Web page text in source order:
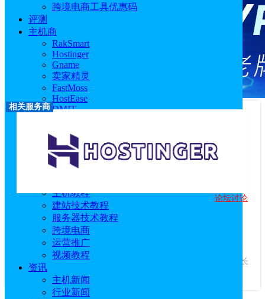
跨境电商工具优惠码
评测
主机商
RakSmart
Hostinger
Gname
卖家精灵
FastMoss
HostEase
DMIT
西柚找词
优麦云
恒创科技
主机教程
建站技术教程
服务器技术教程
跨境电商
运营推广
视频教程
资讯
主机新闻
行业新闻
相关服务商
Hostinger 论坛讨论
优惠码： idcspy
访问官网|优惠活动
服务商介绍：Hostinger成立于2004年，是一家美国主机商，专
注于提供质优价廉的美国虚拟主机产品，深受数百万明智的站长
信赖。...
查看更多